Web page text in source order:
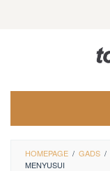
HOMEPAGE / GADS /
MENYUSUI